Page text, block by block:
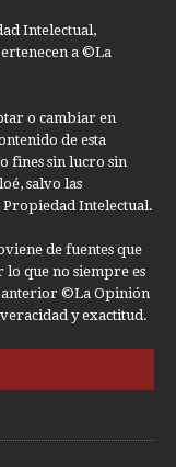
Intelectual,
a ©La
o cambiar en
de esta
fines sin lucro sin
salvo las
Propiedad Intelectual.
de fuentes que
lo que no siempre es
©La Opinión
y exactitud.